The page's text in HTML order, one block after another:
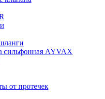
сильфонная AYVAX
от протечек